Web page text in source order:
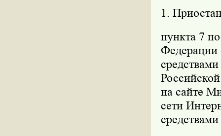
1.
пункта 7
Федерации
на сайте
сети